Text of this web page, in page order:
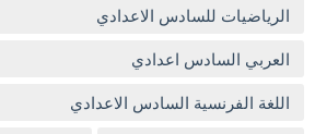
الرياضيات للسادس الاعدادي
العربي السادس اعدادي
اللغة الفرنسية السادس الاعدادي